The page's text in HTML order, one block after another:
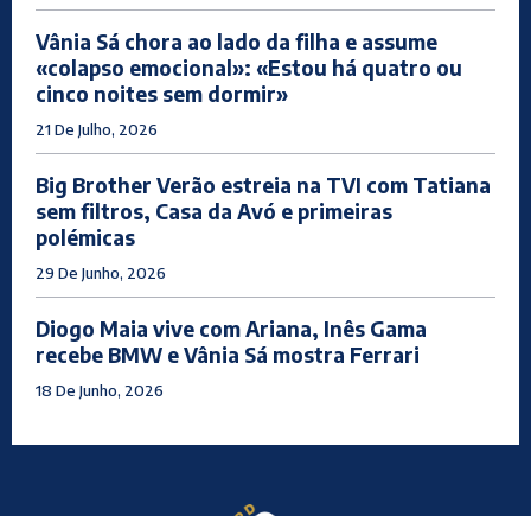
Vânia Sá chora ao lado da filha e assume
«colapso emocional»: «Estou há quatro ou
cinco noites sem dormir»
21 De Julho, 2026
Big Brother Verão estreia na TVI com Tatiana
sem filtros, Casa da Avó e primeiras
polémicas
29 De Junho, 2026
Diogo Maia vive com Ariana, Inês Gama
recebe BMW e Vânia Sá mostra Ferrari
18 De Junho, 2026